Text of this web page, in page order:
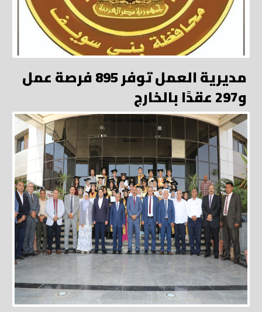
مديرية العمل توفر 895 فرصة عمل
و297 عقدًا بالخارج